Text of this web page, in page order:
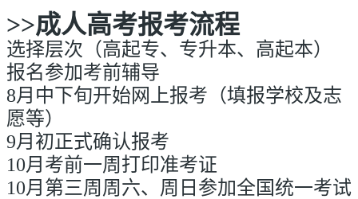
>>成人高考报考流程
选择层次（高起专、专升本、高起本）
报名参加考前辅导
8月中下旬开始网上报考（填报学校及志
愿等）
9月初正式确认报考
10月考前一周打印准考证
10月第三周周六、周日参加全国统一考试